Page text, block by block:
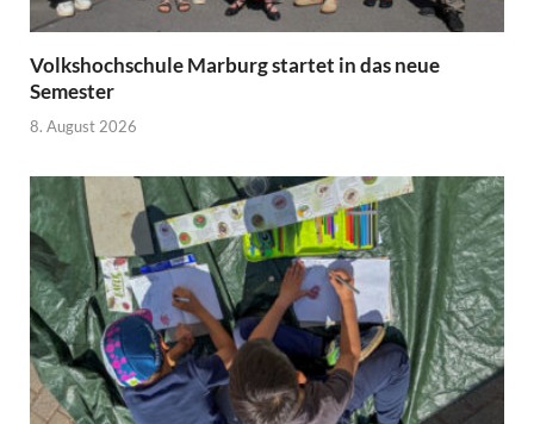
Volkshochschule Marburg startet in das neue
Semester
8. August 2026